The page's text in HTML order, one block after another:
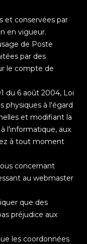
et conservées par
en vigueur.
de Poste
par des
le compte de
du 6 août 2004, Loi
physiques à l'égard
et modifiant la
l'informatique, aux
à tout moment
concernant
au webmaster
que des
préjudice aux
les coordonnées